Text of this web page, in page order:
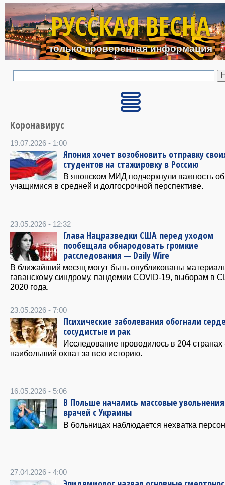
Перейти к основному
РУССКАЯ ВЕСНА
только проверенная информация
Коронавирус
19.07.2026 - 1:00
Япония хочет возобновить отправку
студентов на стажировку в Россию
В японском МИД подчеркнули важность
учащимися в средней и долгосрочной перспективе.
23.05.2026 - 12:32
Глава Нацразведки США перед уходом
пообещала обнародовать громкие
расследования — Daily Wire
В ближайший месяц могут быть опубликованы
гаванскому синдрому, пандемии COVID-19, выборам в
2020 года.
23.05.2026 - 7:00
Психические заболевания обогнали
сосудистые и рак
Исследование проводилось в 204
наибольший охват за всю историю.
16.05.2026 - 5:06
В Польше начались массовые увольнения
врачей с Украины
В больницах наблюдается нехватка
27.04.2026 - 4:00